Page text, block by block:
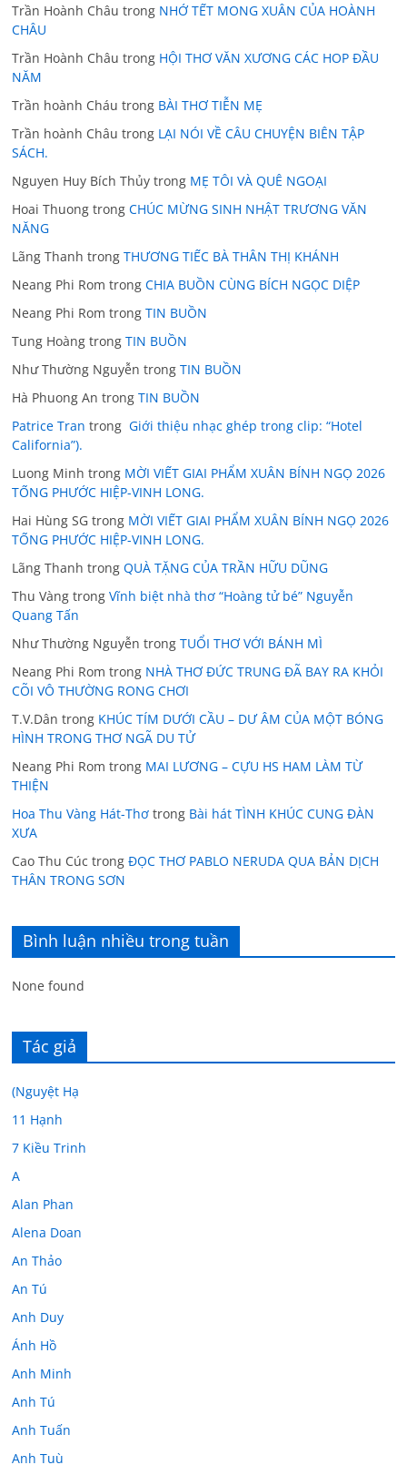
Trần Hoành Châu trong NHỚ TẾT MONG XUÂN CỦA HOÀNH
CHÂU
Trần Hoành Châu trong HỘI THƠ VĂN XƯƠNG CÁC HOP ĐẦU
NĂM
Trần hoành Cháu trong BÀI THƠ TIỄN MẸ
Trần hoành Châu trong LẠI NÓI VỀ CÂU CHUYỆN BIÊN TẬP
SÁCH.
Nguyen Huy Bích Thủy trong MẸ TÔI VÀ QUÊ NGOẠI
Hoai Thuong trongCHÚC MỪNG SINH NHẬT TRƯƠNG VĂN
NĂNG
Lãng Thanh trongTHƯƠNG TIẾC BÀ THÂN THỊ KHÁNH
Neang Phi Rom trongCHIA BUỒN CÙNG BÍCH NGỌC DIỆP
Neang Phi Rom trongTIN BUỒN
Tung Hoàng trongTIN BUỒN
Như Thường Nguyễn trongTIN BUỒN
Hà Phuong An trongTIN BUỒN
Patrice Tran trong Giới thiệu nhạc ghép trong clip: “Hotel
California”).
Luong Minh trong MỜI VIẾT GIAI PHẨM XUÂN BÍNH NGỌ 2026
TỐNG PHƯỚC HIỆP-VINH LONG.
Hai Hùng SG trong MỜI VIẾT GIAI PHẨM XUÂN BÍNH NGỌ 2026
TỐNG PHƯỚC HIỆP-VINH LONG.
Lãng Thanh trongQUÀ TẶNG CỦA TRẦN HỮU DŨNG
Thu Vàng trongVĩnh biệt nhà thơ “Hoàng tử bé” Nguyễn
Quang Tấn
Như Thường Nguyễn trongTUỔI THƠ VỚI BÁNH MÌ
Neang Phi Rom trong NHÀ THƠ ĐỨC TRUNG ĐÃ BAY RA KHỎI
CÕI VÔ THƯỜNG RONG CHƠI
T.V.Dân trong KHÚC TÍM DƯỚI CẦU – DƯ ÂM CỦA MỘT BÓNG
HÌNH TRONG THƠ NGÃ DU TỬ
Neang Phi Rom trong MAI LƯƠNG – CỰU HS HAM LÀM TỪ
THIỆN
Hoa Thu Vàng Hát-Thơ trong Bài hát TÌNH KHÚC CUNG ĐÀN
XƯA
Cao Thu Cúc trongĐỌC THƠ PABLO NERUDA QUA BẢN DỊCH
THÂN TRONG SƠN
Bình luận nhiều trong tuần
None found
Tác giả
(Nguyệt Hạ
11 Hạnh
7 Kiều Trinh
A
Alan Phan
Alena Doan
An Thảo
An Tú
Anh Duy
Ánh Hồ
Anh Minh
Anh Tú
Anh Tuấn
Anh Tuù